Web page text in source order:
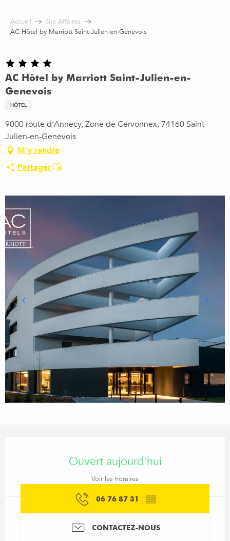
contenu
Accueil
Site Affaires
AC Hôtel by Marriott Saint-Julien-en-Genevois
AC Hôtel by Marriott Saint-Julien-en-
Genevois
HÔTEL
9000 route d'Annecy, Zone de Cervonnex, 74160 Saint-
Julien-en-Genevois
M'y rendre
PartagerAjouter aux favoris
Ouvert aujourd'hui
Voir les horaires
06 76 87 31 ▒▒
CONTACTEZ-NOUS